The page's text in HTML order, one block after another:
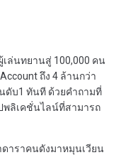
ล่นทยานสู่ 100,000 คน
ถึง 4 ล้านกว่า
ดับ1 ทันที ด้วยคำถามที่
พลิเคชั่นไลน์ที่สามารถ
าราคนดังมาหมุนเวียน